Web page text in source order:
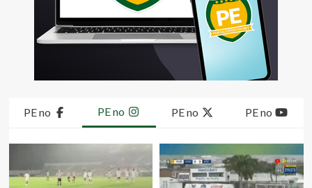
PE no PE no PE no PE no